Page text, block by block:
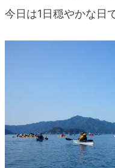
今日は1日穏やかな日